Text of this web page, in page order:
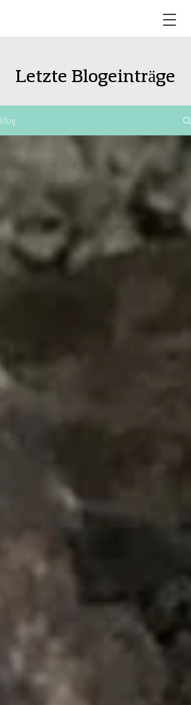
Letzte Blogeinträge
Blog